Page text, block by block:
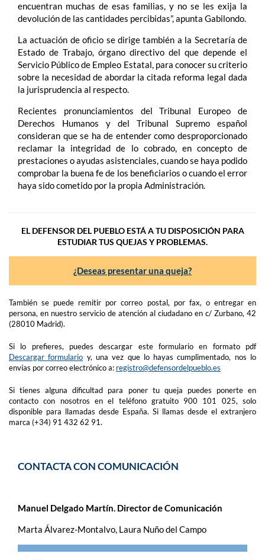
encuentran muchas de esas familias, y no se les exija la
devolución de las cantidades percibidas”, apunta Gabilondo.
La actuación de oficio se dirige también a la Secretaría de
Estado de Trabajo, órgano directivo del que depende el
Servicio Público de Empleo Estatal, para conocer su criterio
sobre la necesidad de abordar la citada reforma legal dada
la jurisprudencia al respecto.
Recientes pronunciamientos del Tribunal Europeo de
Derechos Humanos y del Tribunal Supremo español
consideran que se ha de entender como desproporcionado
reclamar la integridad de lo cobrado, en concepto de
prestaciones o ayudas asistenciales, cuando se haya podido
comprobar la buena fe de los beneficiarios o cuando el error
haya sido cometido por la propia Administración.
EL DEFENSOR DEL PUEBLO ESTÁ A TU DISPOSICIÓN PARA
ESTUDIAR TUS QUEJAS Y PROBLEMAS.
¿Deseas presentar una queja?
También se puede remitir por correo postal, por fax, o entregar en
persona, en nuestro servicio de atención al ciudadano en c/ Zurbano, 42
(28010 Madrid).
Si lo prefieres, puedes descargar este formulario en formato pdf
Descargar formulario y, una vez que lo hayas cumplimentado, nos lo
envías por correo electrónico a: registro@defensordelpueblo.es
Si tienes alguna dificultad para poner tu queja puedes ponerte en
contacto con nosotros en el teléfono gratuito 900 101 025, solo
disponible para llamadas desde España. Si llamas desde el extranjero
marca (+34) 91 432 62 91.
CONTACTA CON COMUNICACIÓN
Manuel Delgado Martín. Director de Comunicación
Marta Álvarez-Montalvo, Laura Nuño del Campo